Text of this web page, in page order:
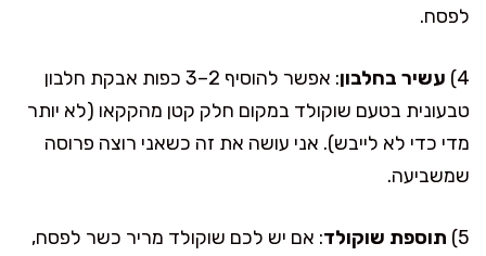
לפסח.
4) עשיר בחלבון
: אפשר להוסיף 2–3 כפות אבקת חלבון
טבעונית בטעם שוקולד במקום חלק קטן מהקקאו (לא יותר
מדי כדי לא לייבש). אני עושה את זה כשאני רוצה פרוסה
שמשביעה.
5) תוספת שוקולד: אם יש לכם שוקולד מריר כשר לפסח,